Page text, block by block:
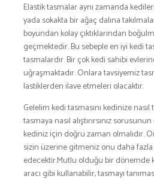
Elastik tasmalar aynı zamanda
yada sokakta bir ağaç dalına
boyundan kolay çıktıklarından
geçmektedir. Bu sebeple en iyi kedi
tasmalardır. Bir çok kedi sahibi
uğraşmaktadır. Onlara tavsiyemiz
lastiklerden ilave etmeleri olacaktır.
Gelelim kedi tasmasını kedinize nasıl
tasmaya nasıl alıştırırsınız
kediniz için doğru zaman olmalıdır.
sizin üzerine gitmeniz onu daha
edecektir.Mutlu olduğu bir dönemde
aracı gibi kullanabilir, tasmayı